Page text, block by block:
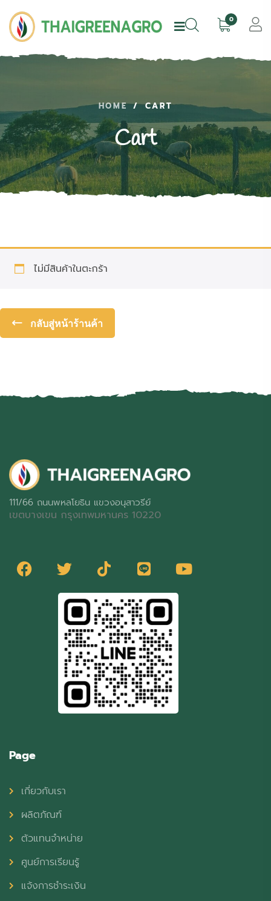
0
HOME / CART
Cart
ไม่มีสินค้าในตะกร้า
กลับสู่หน้าร้านค้า
111/66 ถนนพหลโยธิน แขวงอนุสาวรีย์
เขตบางเขน กรุงเทพมหานคร 10220
Page
เกี่ยวกับเรา
ผลิตภัณฑ์
ตัวแทนจำหน่าย
ศูนย์การเรียนรู้
แจ้งการชำระเงิน